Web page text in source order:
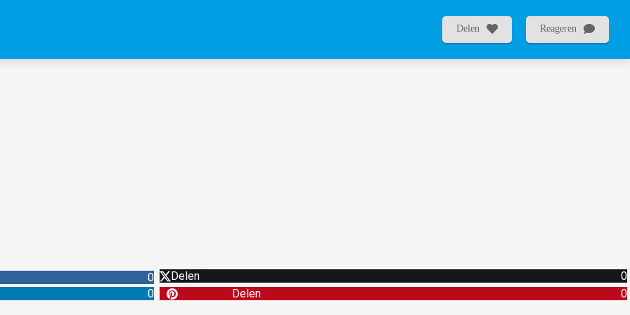
Delen Reageren
0 Delen
0
0 Delen 0